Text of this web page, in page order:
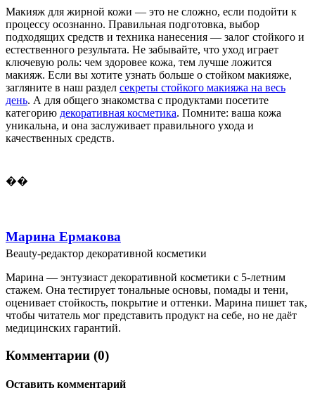
Макияж для жирной кожи — это не сложно, если подойти к
процессу осознанно. Правильная подготовка, выбор
подходящих средств и техника нанесения — залог стойкого и
естественного результата. Не забывайте, что уход играет
ключевую роль: чем здоровее кожа, тем лучше ложится
макияж. Если вы хотите узнать больше о стойком макияже,
загляните в наш раздел секреты стойкого макияжа на весь
день. А для общего знакомства с продуктами посетите
категорию декоративная косметика. Помните: ваша кожа
уникальна, и она заслуживает правильного ухода и
качественных средств.
��
Марина Ермакова
Beauty-редактор декоративной косметики
Марина — энтузиаст декоративной косметики с 5-летним
стажем. Она тестирует тональные основы, помады и тени,
оценивает стойкость, покрытие и оттенки. Марина пишет так,
чтобы читатель мог представить продукт на себе, но не даёт
медицинских гарантий.
Комментарии (0)
Оставить комментарий